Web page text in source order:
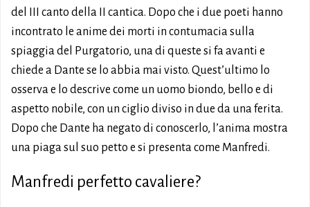
del III canto della II cantica. Dopo che i due poeti hanno
incontrato le anime dei morti in contumacia sulla
spiaggia del Purgatorio, una di queste si fa avanti e
chiede a Dante se lo abbia mai visto. Quest’ultimo lo
osserva e lo descrive come un uomo biondo, bello e di
aspetto nobile, con un ciglio diviso in due da una ferita.
Dopo che Dante ha negato di conoscerlo, l’anima mostra
una piaga sul suo petto e si presenta come Manfredi.
Manfredi perfetto cavaliere?